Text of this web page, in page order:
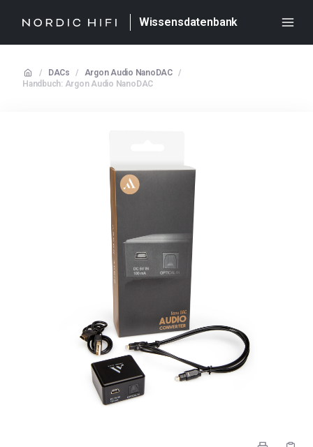
Wissensdatenbank
/ DACs / Argon Audio NanoDAC /
Handbuch: Argon Audio NanoDAC